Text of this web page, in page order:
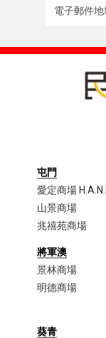
屯門
愛定商場
山景商場
兆禧苑商場
將軍澳
景林商場
明德商場
葵青